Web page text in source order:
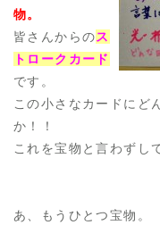
物。
皆さんからのス
トロークカード
です。
この小さなカードにど
か！！
これを宝物と言わず
あ、もうひとつ宝物。